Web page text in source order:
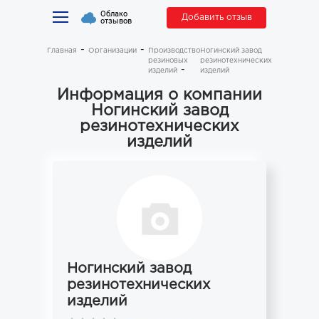
Облако
отзывов Добавить отзыв
Главная Организации
Производство
резиновых
изделий
Ногинский завод
резинотехнических
изделий
Информация о компании
Ногинский завод
резинотехнических
изделий
Ногинский завод
резинотехнических
изделий